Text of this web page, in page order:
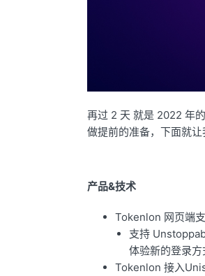
再过 2 天 就是 2022 年
做提前的准备，下面就
产品&技术
Tokenlon 网页端
支持
体验新的登录方
Tokenlon 接入